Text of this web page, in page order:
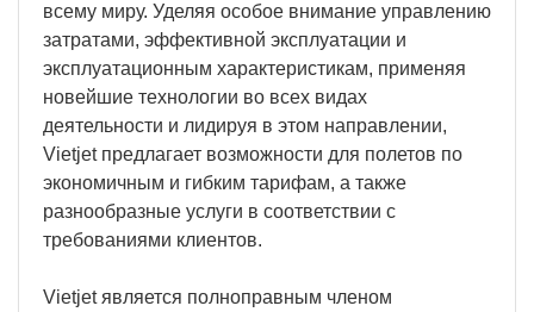
всему миру. Уделяя особое внимание управлению
затратами, эффективной эксплуатации и
эксплуатационным характеристикам, применяя
новейшие технологии во всех видах
деятельности и лидируя в этом направлении,
Vietjet предлагает возможности для полетов по
экономичным и гибким тарифам, а также
разнообразные услуги в соответствии с
требованиями клиентов.
Vietjet является полноправным членом